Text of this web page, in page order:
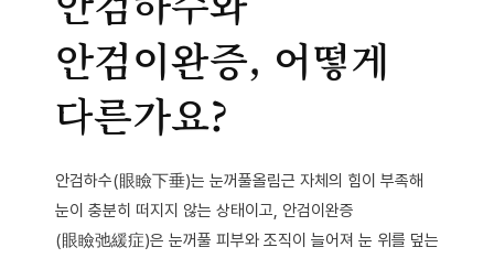
안검이완증, 어떻게
다른가요?
안검하수(眼瞼下垂)는 눈꺼풀올림근 자체의 힘이 부족해
눈이 충분히 떠지지 않는 상태이고, 안검이완증
(眼瞼弛緩症)은 눈꺼풀 피부와 조직이 늘어져 눈 위를 덮는